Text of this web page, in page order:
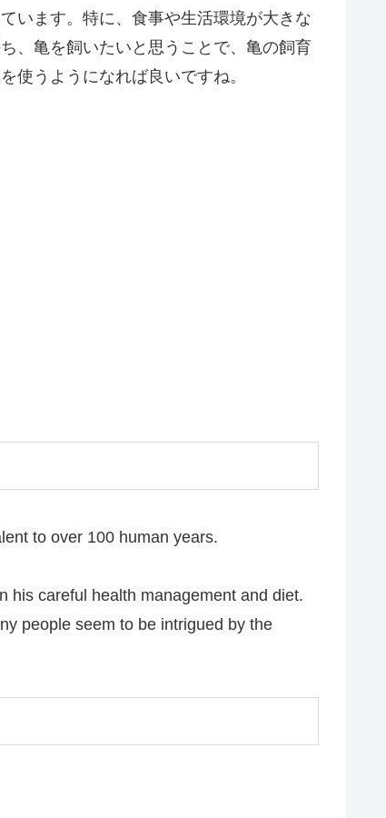
います。特に、食事や生活環境が大きな
、亀を飼いたいと思うことで、亀の飼育
使うようになれば良いですね。
to over 100 human years.
his careful health management and diet.
people seem to be intrigued by the